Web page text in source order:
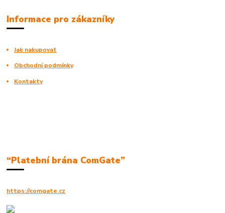
Informace pro zákazníky
Jak nakupovat
Obchodní podmínky
Kontakty
“Platební brána ComGate”
https://comgate.cz